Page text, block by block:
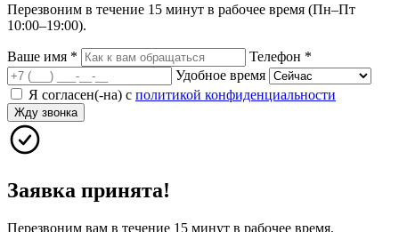
Перезвоним в течение 15 минут в рабочее время (Пн–Пт
10:00–19:00).
Ваше имя * Телефон *
Удобное время
Я согласен(-на) с политикой конфиденциальности
Жду звонка
Заявка принята!
Перезвоним вам в течение 15 минут в рабочее время.